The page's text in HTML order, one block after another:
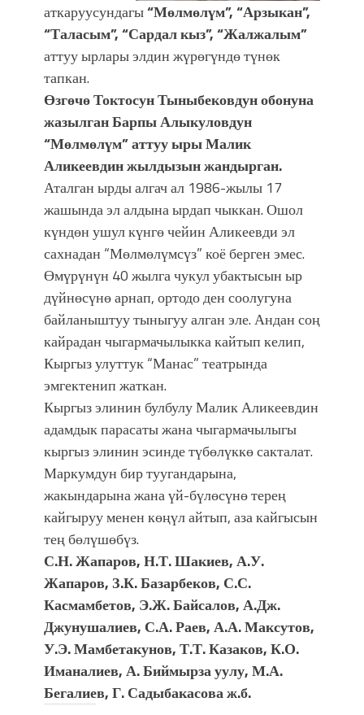
аткаруусундагы“Мөлмөлүм”, “Арзыкан”,
“Таласым”, “Сардал кыз”, “Жалжалым”
аттуу ырлары элдин жүрөгүндө түнөк
тапкан.
Өзгөчө Токтосун Тыныбековдун обонуна
жазылган Барпы Алыкуловдун
“Мөлмөлүм” аттуу ыры Малик
Аликеевдин жылдызын жандырган.
Аталган ырды алгач ал 1986-жылы 17
жашында эл алдына ырдап чыккан. Ошол
күндөн ушул күнгө чейин Аликеевди эл
сахнадан “Мөлмөлүмсүз” коё берген эмес.
Өмүрүнүн 40 жылга чукул убактысын ыр
дүйнөсүнө арнап, ортодо ден соолугуна
байланыштуу тыныгуу алган эле. Андан соң
кайрадан чыгармачылыкка кайтып келип,
Кыргыз улуттук “Манас” театрында
эмгектенип жаткан.
Кыргыз элинин булбулу Малик Аликеевдин
адамдык парасаты жана чыгармачылыгы
кыргыз элинин эсинде түбөлүккө сакталат.
Маркумдун бир туугандарына,
жакындарына жана үй-бүлөсүнө терең
кайгыруу менен көңүл айтып, аза кайгысын
тең бөлүшөбүз.
С.Н. Жапаров, Н.Т. Шакиев, А.У.
Жапаров, З.К. Базарбеков, С.С.
Касмамбетов, Э.Ж. Байсалов, А.Дж.
Джунушалиев, С.А. Раев, А.А. Максутов,
У.Э. Мамбетакунов, Т.Т. Казаков,К.О.
Иманалиев, А. Биймырза уулу, М.А.
Бегалиев, Г. Садыбакасова ж.б.